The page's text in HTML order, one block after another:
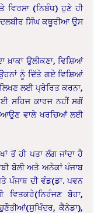
ਵਿਰਸਾ (ਨਿਬੰਧ) ਹੁਣੇ ਹੀ
ਸਿੰਘ ਕਥੂਰੀਆ ਉਸ
ਖ਼ਾਕਾ ਉਲੀਕਣਾ, ਵਿਸ਼ਿਆਂ
ਨੂੰ ਦਿੱਤੇ ਗਏ ਵਿਸ਼ਿਆਂ
ਲਈ ਪ੍ਰੇਰਿਤ ਕਰਨਾ,
ਸਹਿਜ ਕਾਰਜ ਨਹੀਂ ਸਗੋਂ
ਆਉਣ ਵਾਲੇ ਖਰਚਿਆਂ ਲਈ
ਤੋਂ ਹੀ ਪਤਾ ਲੱਗ ਜਾਂਦਾ ਹੈ
ਬੋਲੀ ਅਤੇ ਅਨੇਕਾਂ ਪੰਜਾਬ
ਪੰਜਾਬ ਦੀ ਵੰਡ(ਡਾ. ਪਵਨ
ਵਿਤਕਰੇ(ਨਿਰੰਜਣ ਬੋਹਾ,
ਕੈਨੇਡਾ),